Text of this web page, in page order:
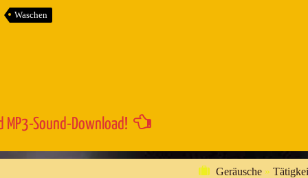
Waschen
Sound-Download!
Geräusche »